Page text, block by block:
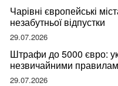
Чарівні європейські
незабутньої відпустки
29.07.2026
Штрафи до 5000 євро:
незвичайними
правдою
29.07.2026